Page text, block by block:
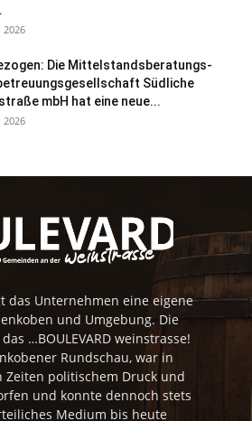
2026
Die Mittelstandsberatungs-
Südliche
mbH hat eine neue...
2026
das Unternehmen eine eigene
und Umgebung. Die
…BOULEVARD weinstrasse!
Rundschau, war in
Zeiten politischem Druck und
und konnte dennoch stets
Medium bis heute